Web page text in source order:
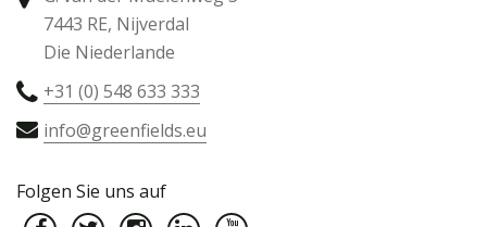
7443 RE, Nijverdal
Die Niederlande
+31 (0) 548 633 333
info@greenfields.eu
Folgen Sie uns auf